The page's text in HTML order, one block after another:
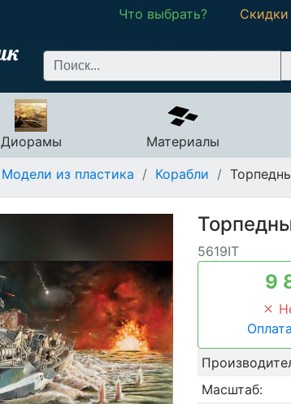
Что выбрать? Скидки
Диорамы Материалы
Модели из пластика / Корабли /
5619IT
9
Масштаб: